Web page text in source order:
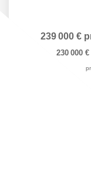
239 000 €
230 000 €